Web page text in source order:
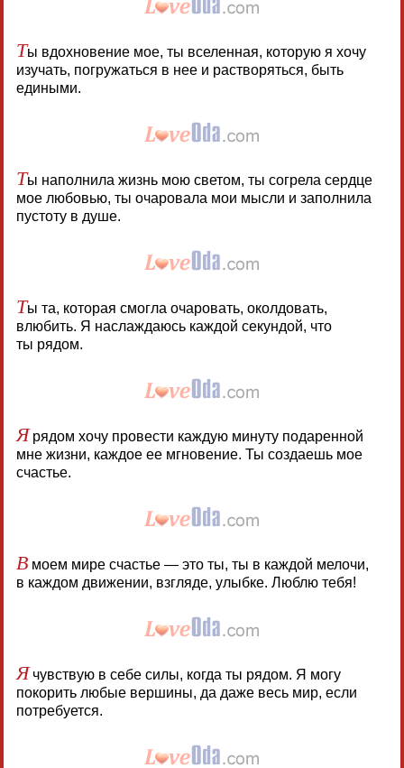
Ты вдохновение мое, ты вселенная, которую я хочу
изучать, погружаться в нее и растворяться, быть
едиными.
Ты наполнила жизнь мою светом, ты согрела сердце
мое любовью, ты очаровала мои мысли и заполнила
пустоту в душе.
Ты та, которая смогла очаровать, околдовать,
влюбить. Я наслаждаюсь каждой секундой, что
ты рядом.
Ярядом хочу провести каждую минуту подаренной
мне жизни, каждое ее мгновение. Ты создаешь мое
счастье.
Вмоем мире счастье — это ты, ты в каждой мелочи,
в каждом движении, взгляде, улыбке. Люблю тебя!
Ячувствую в себе силы, когда ты рядом. Я могу
покорить любые вершины, да даже весь мир, если
потребуется.